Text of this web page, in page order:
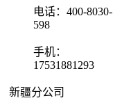
电话：400-8030-
598
手机：
17531881293
新疆分公司